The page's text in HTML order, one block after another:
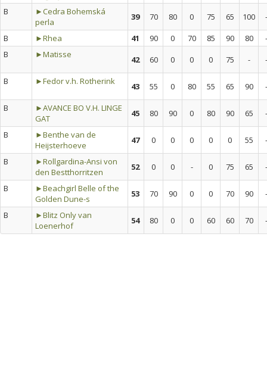
B
►Cedra Bohemská
perla
39 70 80 0 75 65 100
-
B
►Rhea 41 90 0 70 85 90 80
-
B
►Matisse 42 60 0 0 0 75 -
-
B
►Fedor v.h. Rotherink 43 55 0 80 55 65 90
-
B
►AVANCE BO V.H. LINGE
GAT
45 80 90 0 80 90 65
-
B
►Benthe van de
Heijsterhoeve
47 0 0 0 0 0 55
-
B
►Rollgardina-Ansi von
den Bestthorritzen
52 0 0 - 0 75 65
-
B
►Beachgirl Belle of the
Golden Dune-s
53 70 90 0 0 70 90
-
B
►Blitz Only van
Loenerhof
54 80 0 0 60 60 70 -